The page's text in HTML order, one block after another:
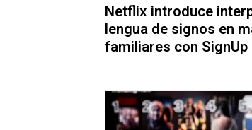
Netflix introduce
lengua de signos en
familiares con